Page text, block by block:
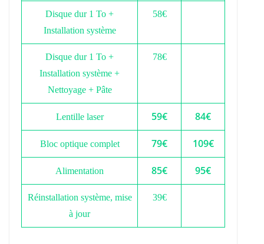
Disque dur 1 To +
Installation système
58€
Disque dur 1 To +
Installation système +
Nettoyage + Pâte
78€
Lentille laser 59€ 84€
Bloc optique complet 79€ 109€
Alimentation 85€ 95€
Réinstallation système, mise
à jour
39€